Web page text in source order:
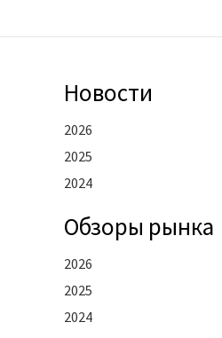
Новости
2026
2025
2024
Oбзоры рынка
2026
2025
2024